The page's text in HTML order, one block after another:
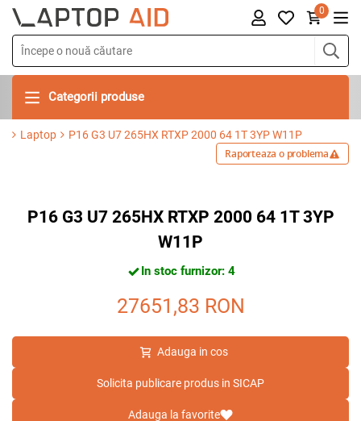
0
Categorii produse
Laptop P16 G3 U7 265HX RTXP 2000 64 1T 3YP W11P
Raporteaza o problema
P16 G3 U7 265HX RTXP 2000 64 1T 3YP
W11P
In stoc furnizor: 4
27651,83 RON
Adauga in cos
Solicita publicare produs in SICAP
Adauga la favorite